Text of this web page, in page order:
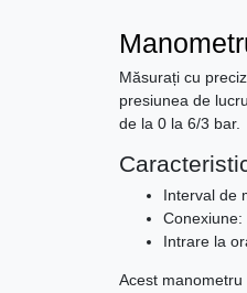
Măsurați cu
presiunea de
de la 0 la 6/3 bar.
Interval de
Conexiune:
Intrare la
Acest